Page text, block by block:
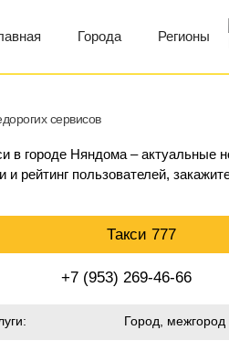
Города Регионы
сервисов
в городе Няндома – актуальные
рейтинг пользователей,
Такси 777
+7 (953) 269-46-66
Город, межгород